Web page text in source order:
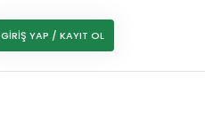
GIRIŞ YAP / KAYIT OL